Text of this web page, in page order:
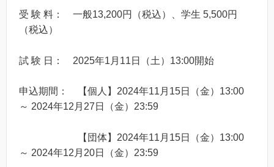
受 験 料： 一般13,200円（税込）、学生 5,500円
（税込）
試 験 日： 2025年1月11日（土）13:00開始
申込期間： 【個人】2024年11月15日（金）13:00
～ 2024年12月27日（金）23:59
【団体】2024年11月15日（金）13:00
～ 2024年12月20日（金）23:59